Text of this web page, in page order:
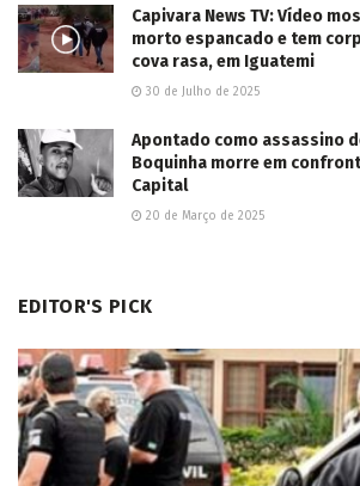
Capivara News TV: Vídeo
morto espancado e tem
cova rasa, em Iguatemi
30 de Julho de 2025
Apontado como assassino
Boquinha morre em
Capital
20 de Março de 2025
EDITOR'S PICK